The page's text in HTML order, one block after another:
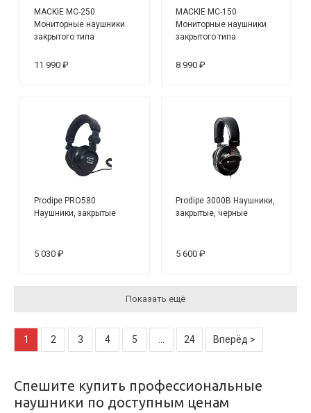
MACKIE MC-250
Мониторные наушники
закрытого типа
11 990 ₽
MACKIE MC-150
Мониторные наушники
закрытого типа
8 990 ₽
Prodipe PRO580
Наушники, закрытые
5 030 ₽
Prodipe 3000B Наушники,
закрытые, черные
5 600 ₽
Показать ещё
1 2 3 4 5 24 Вперёд >
Спешите купить профессиональные
наушники по доступным ценам